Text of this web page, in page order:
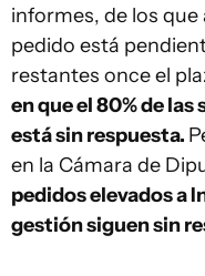
informes, de los
pedido está
restantes once el
en que el 80% de
está sin respuesta.
en la Cámara de
pedidos elevados a
gestión siguen sin